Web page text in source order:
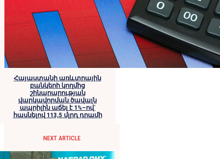
Հայաստանի առևտրային
բանկերի կողմից
շինարարության
վարկավորման ծավալն
ապրիլին աճել է 1%–ով`
հասնելով 113,5 մլրդ դրամի
NEXT ARTICLE